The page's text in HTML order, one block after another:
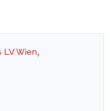
Wien,